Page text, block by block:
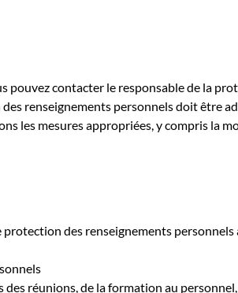
pouvez contacter le responsable de la
renseignements personnels doit être
les mesures appropriées, y compris la
des renseignements
réunions, de la formation au